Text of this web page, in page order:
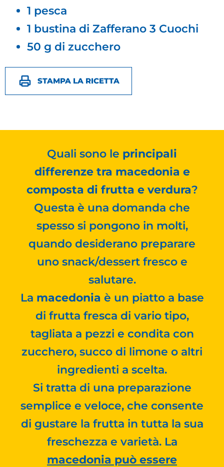
1 pesca
1 bustina di Zafferano 3 Cuochi
50 g di zucchero
STAMPA LA RICETTA
Quali sono le principali
differenze tra macedonia e
composta di frutta e verdura?
Questa è una domanda che
spesso si pongono in molti,
quando desiderano preparare
uno snack/dessert fresco e
salutare.
La macedonia è un piatto a base
di frutta fresca di vario tipo,
tagliata a pezzi e condita con
zucchero, succo di limone o altri
ingredienti a scelta.
Si tratta di una preparazione
semplice e veloce, che consente
di gustare la frutta in tutta la sua
freschezza e varietà. La
macedonia può essere